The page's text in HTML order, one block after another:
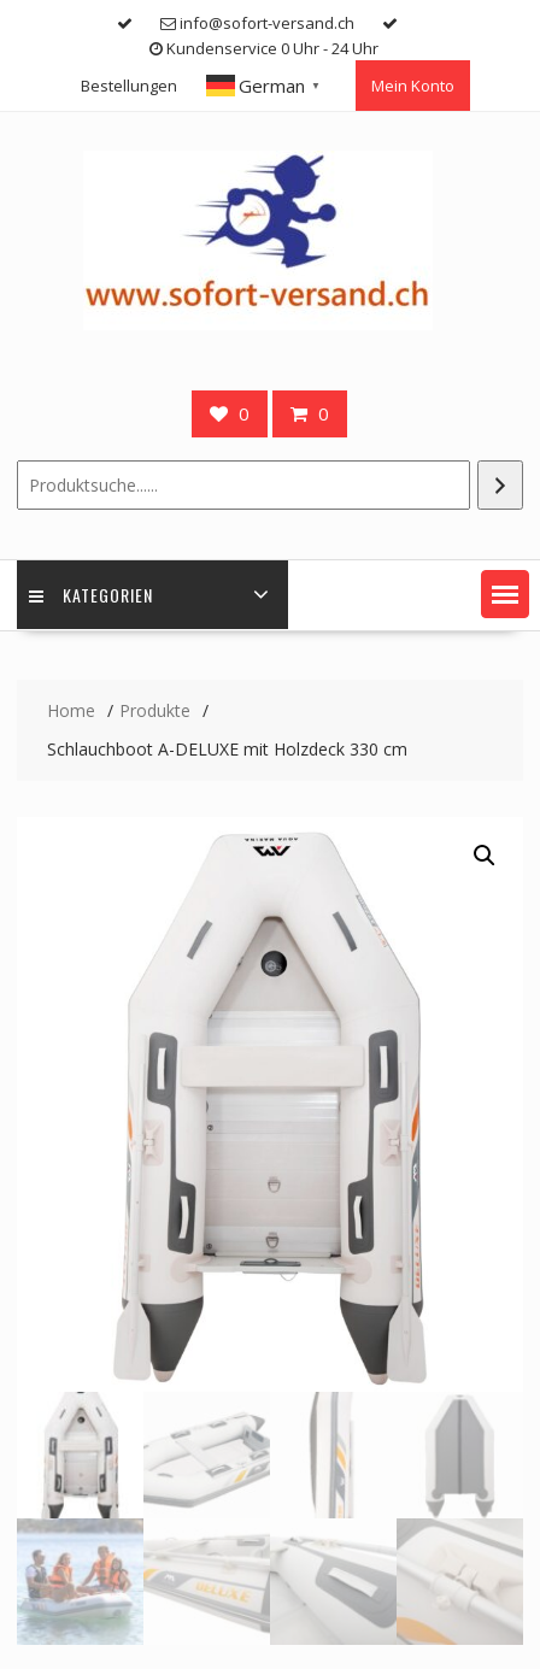
info@sofort-versand.ch
Kundenservice 0 Uhr - 24 Uhr
Bestellungen
German ▼ Mein Konto
0 0
KATEGORIEN
Home
Produkte
Schlauchboot A-DELUXE mit Holzdeck 330 cm